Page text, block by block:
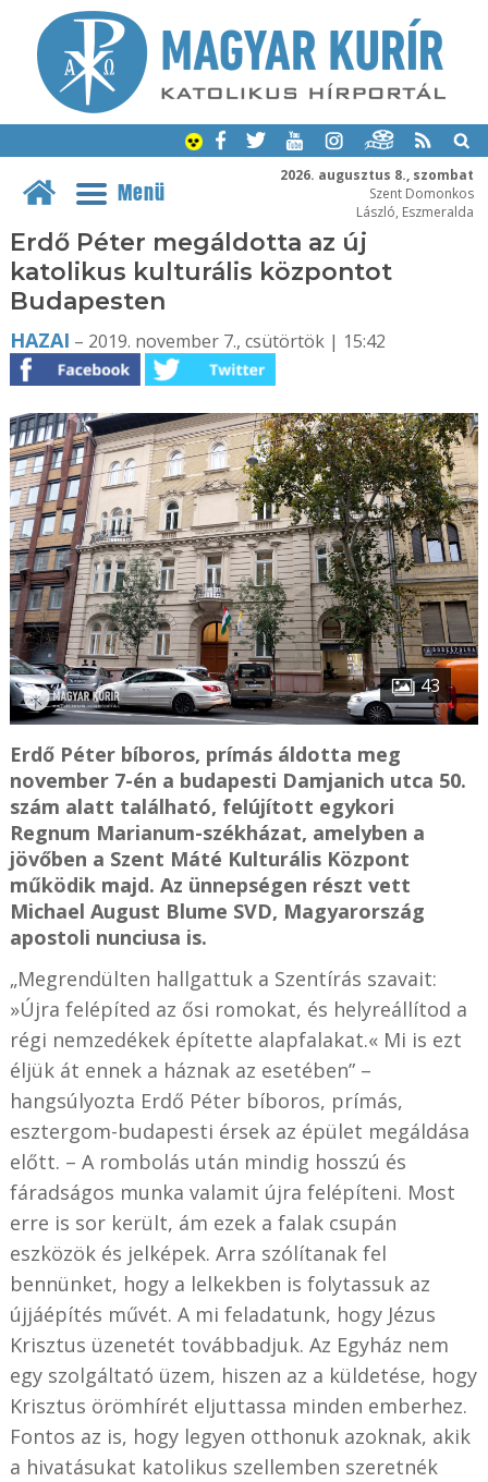
2026. augusztus 8., szombat
Szent Domonkos
László, Eszmeralda
Menü
Erdő Péter megáldotta az új
katolikus kulturális központot
Budapesten
HAZAI – 2019. november 7., csütörtök | 15:42
43
Erdő Péter bíboros, prímás áldotta meg
november 7-én a budapesti Damjanich utca 50.
szám alatt található, felújított egykori
Regnum Marianum-székházat, amelyben a
jövőben a Szent Máté Kulturális Központ
működik majd. Az ünnepségen részt vett
Michael August Blume SVD, Magyarország
apostoli nunciusa is.
„Megrendülten hallgattuk a Szentírás szavait:
»Újra felépíted az ősi romokat, és helyreállítod a
régi nemzedékek építette alapfalakat.« Mi is ezt
éljük át ennek a háznak az esetében” –
hangsúlyozta Erdő Péter bíboros, prímás,
esztergom-budapesti érsek az épület megáldása
előtt. – A rombolás után mindig hosszú és
fáradságos munka valamit újra felépíteni. Most
erre is sor került, ám ezek a falak csupán
eszközök és jelképek. Arra szólítanak fel
bennünket, hogy a lelkekben is folytassuk az
újjáépítés művét. A mi feladatunk, hogy Jézus
Krisztus üzenetét továbbadjuk. Az Egyház nem
egy szolgáltató üzem, hiszen az a küldetése, hogy
Krisztus örömhírét eljuttassa minden emberhez.
Fontos az is, hogy legyen otthonuk azoknak, akik
a hivatásukat katolikus szellemben szeretnék